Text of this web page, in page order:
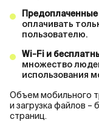
оплачивать
пользователю.
Wi-Fi и
множество
использования
Объем мобильного
и загрузка файлов
страниц.